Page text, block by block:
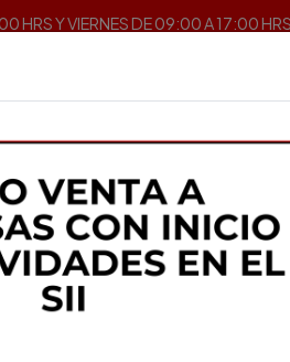
HRS Y VIERNES DE 09:00 A 17:00
Otros Queso Mozzarella Argentino
MOLFINO
Queso